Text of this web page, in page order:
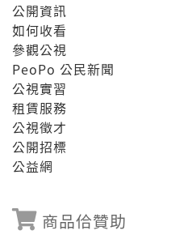
公開資訊
如何收看
參觀公視
PeoPo 公民新聞
公視實習
租賃服務
公視徵才
公開招標
公益網
商品佮贊助